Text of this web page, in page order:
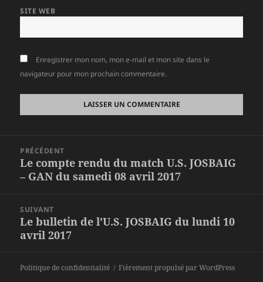
SITE WEB
Enregistrer mon nom, mon e-mail et mon site dans le
navigateur pour mon prochain commentaire.
l’article
PRÉCÉDENT
Article
précédent :
Le compte rendu du match U.S. JOSBAIG
– GAN du samedi 08 avril 2017
SUIVANT
Article
suivant :
Le bulletin de l’U.S. JOSBAIG du lundi 10
avril 2017
Politique de confidentialité Fièrement propulsé par WordPress